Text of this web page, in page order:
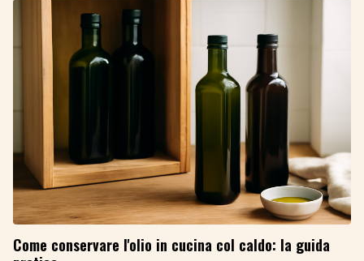
Come conservare l'olio in cucina col caldo: la guida